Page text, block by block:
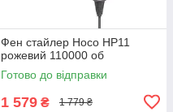
Фен стайлер Hoco HP11
рожевий 110000 об
Готово до відправки
1 579 ₴ 1 779 ₴